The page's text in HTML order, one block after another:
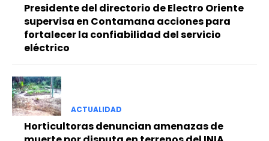
Presidente del directorio de Electro Oriente
supervisa en Contamana acciones para
fortalecer la confiabilidad del servicio
eléctrico
ACTUALIDAD
Horticultoras denuncian amenazas de